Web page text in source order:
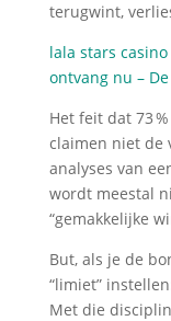
terugwint,
lala stars
ontvang nu –
Het feit dat 73
claimen niet de
analyses van
wordt meestal
“gemakkelijke
But, als je de
“limiet”
Met die